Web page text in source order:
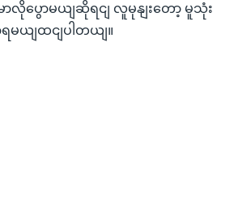
ပွောမယျဆိုရငျ လူမုနျးတော့ မူသုံး
မယျထငျပါတယျ။